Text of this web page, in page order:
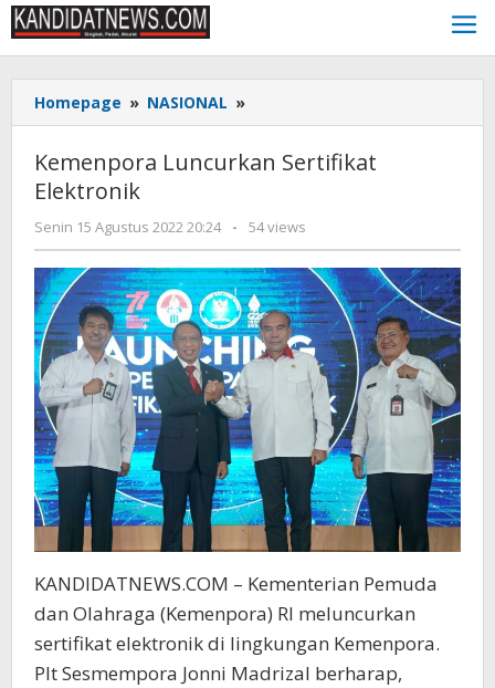
Lewati
ke
konten
Homepage » NASIONAL »
Luncurkan
Elektronik
Kemenpora Luncurkan Sertifikat
Elektronik
Senin 15 Agustus 2022 20:24
oleh
Kinoy
Jackson
- 54 views
KANDIDATNEWS.COM – Kementerian Pemuda
dan Olahraga (Kemenpora) RI meluncurkan
sertifikat elektronik di lingkungan Kemenpora.
Plt Sesmempora Jonni Madrizal berharap,